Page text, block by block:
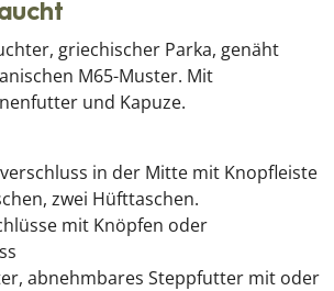
griechischer Parka, genäht
M65-Muster. Mit
und Kapuze.
in der Mitte mit Knopfleiste
zwei Hüfttaschen.
mit Knöpfen oder
abnehmbares Steppfutter mit oder